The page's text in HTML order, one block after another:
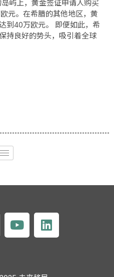
屿上，黄金签证申请人购买
元。在希腊的其他地区，黄
到40万欧元。 即便如此，希
持良好的势头，吸引着全球
Y
o
L
i